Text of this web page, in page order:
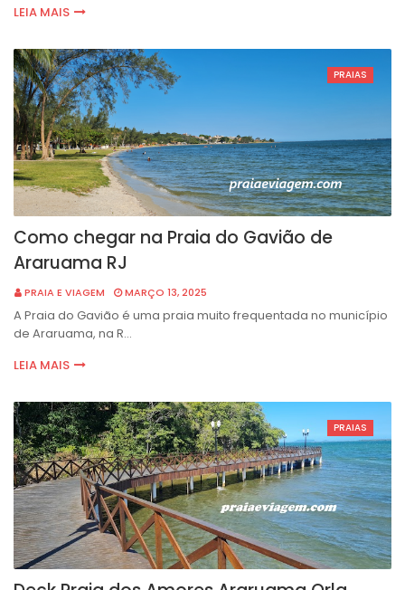
LEIA MAIS
PRAIAS
Como chegar na Praia do Gavião de
Araruama RJ
PRAIA E VIAGEM MARÇO 13, 2025
A Praia do Gavião é uma praia muito frequentada no município
de Araruama, na R…
LEIA MAIS
PRAIAS